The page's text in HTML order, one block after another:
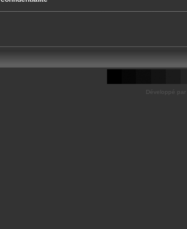
Développé par